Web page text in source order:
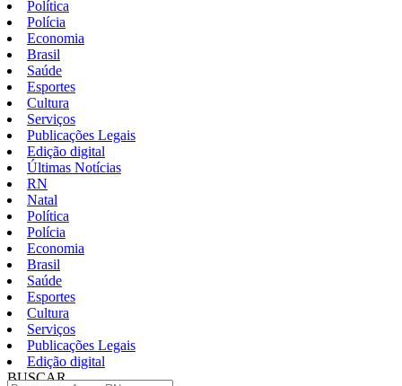
Política
Polícia
Economia
Brasil
Saúde
Esportes
Cultura
Serviços
Publicações Legais
Edição digital
Últimas Notícias
RN
Natal
Política
Polícia
Economia
Brasil
Saúde
Esportes
Cultura
Serviços
Publicações Legais
Edição digital
BUSCAR